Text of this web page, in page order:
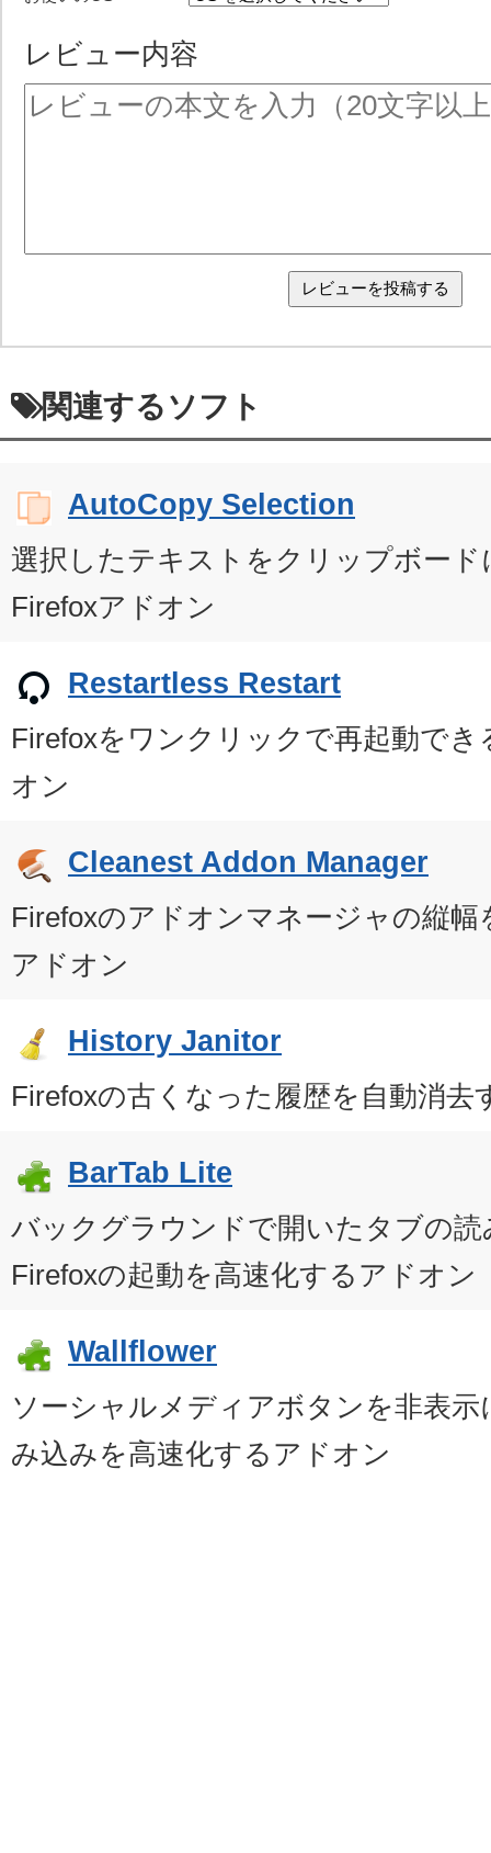
レビュー内容
関連するソフト
AutoCopy Selection
選択したテキストをクリップボー
Firefoxアドオン
Restartless Restart
Firefoxをワンクリックで再起動で
オン
Cleanest Addon Manager
Firefoxのアドオンマネージャの縦幅
アドオン
History Janitor
Firefoxの古くなった履歴を自動消去
BarTab Lite
バックグラウンドで開いたタブの
Firefoxの起動を高速化するアドオン
Wallflower
ソーシャルメディアボタンを非表示
み込みを高速化するアドオン